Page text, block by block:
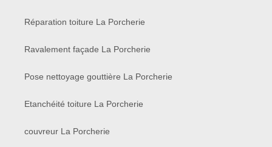
Réparation toiture La Porcherie
Ravalement façade La Porcherie
Pose nettoyage gouttière La Porcherie
Etanchéité toiture La Porcherie
couvreur La Porcherie